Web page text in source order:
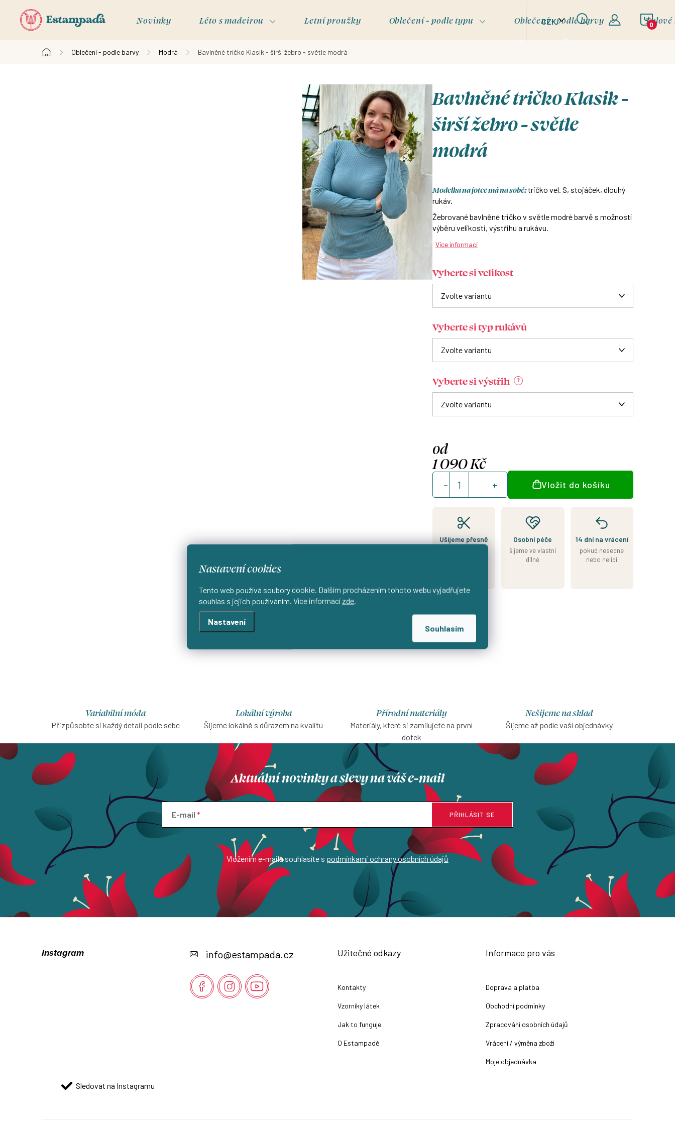
Nastavení cookies
Tento web používá soubory cookie. Dalším procházením tohoto webu vyjadřujete
souhlas s jejich používáním. Více informací zde.
Nastavení
Souhlasím
CZK
Novinky Léto s madeirou Letní proužky Oblečení - podle typu Oblečení - podle barvy
Domů
Oblečení - podle barvy Modrá Bavlněné tričko Klasik - širší žebro - světle modrá
Bavlněné tričko Klasik -
širší žebro - světle
modrá
Modelka na fotce má na sobě:tričko vel. S, stojáček, dlouhý
rukáv.
Žebrované bavlněné tričko v světle modré barvě s možností
výběru velikosti, výstřihu a rukávu.
Více informací
Vyberte si velikost
Vyberte si typ rukávů
Vyberte si výstřih ?
od
1 090 Kč
Měrná
cena:
Vložit do košíku
Ušijeme přesně
Osobní péče
šijeme ve vlastní
dílně
14 dní na vrácení
pokud nesedne
nebo nelíbí
Variabilní móda
Přizpůsobte si každý detail podle sebe
Lokální výroba
Šijeme lokálně s důrazem na kvalitu
Přírodní materiály
Materiály, které si zamilujete na první
dotek
Nešijeme na sklad
Šijeme až podle vaší objednávky
Aktuální novinky a slevy na váš e-mail
E-mail
Vložením e-mailu souhlasíte s podmínkami ochrany osobních údajů
PŘIHLÁSIT SE
Instagram
Sledovat na Instagramu
info@estampada.cz Užitečné odkazy
Kontakty
Vzorníky látek
Jak to funguje
O Estampadě
Informace pro vás
Doprava a platba
Obchodní podmínky
Zpracování osobních údajů
Vrácení / výměna zboží
Moje objednávka